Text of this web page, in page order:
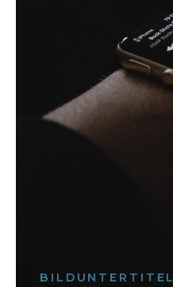
BILDUNTERTITEL